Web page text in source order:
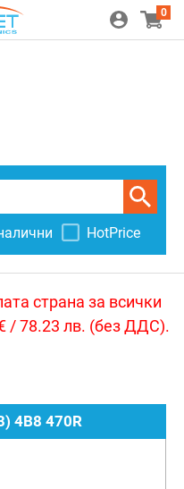
0
HotPrice
страна за всички
/ 78.23 лв. (без ДДС).
4B8 470R